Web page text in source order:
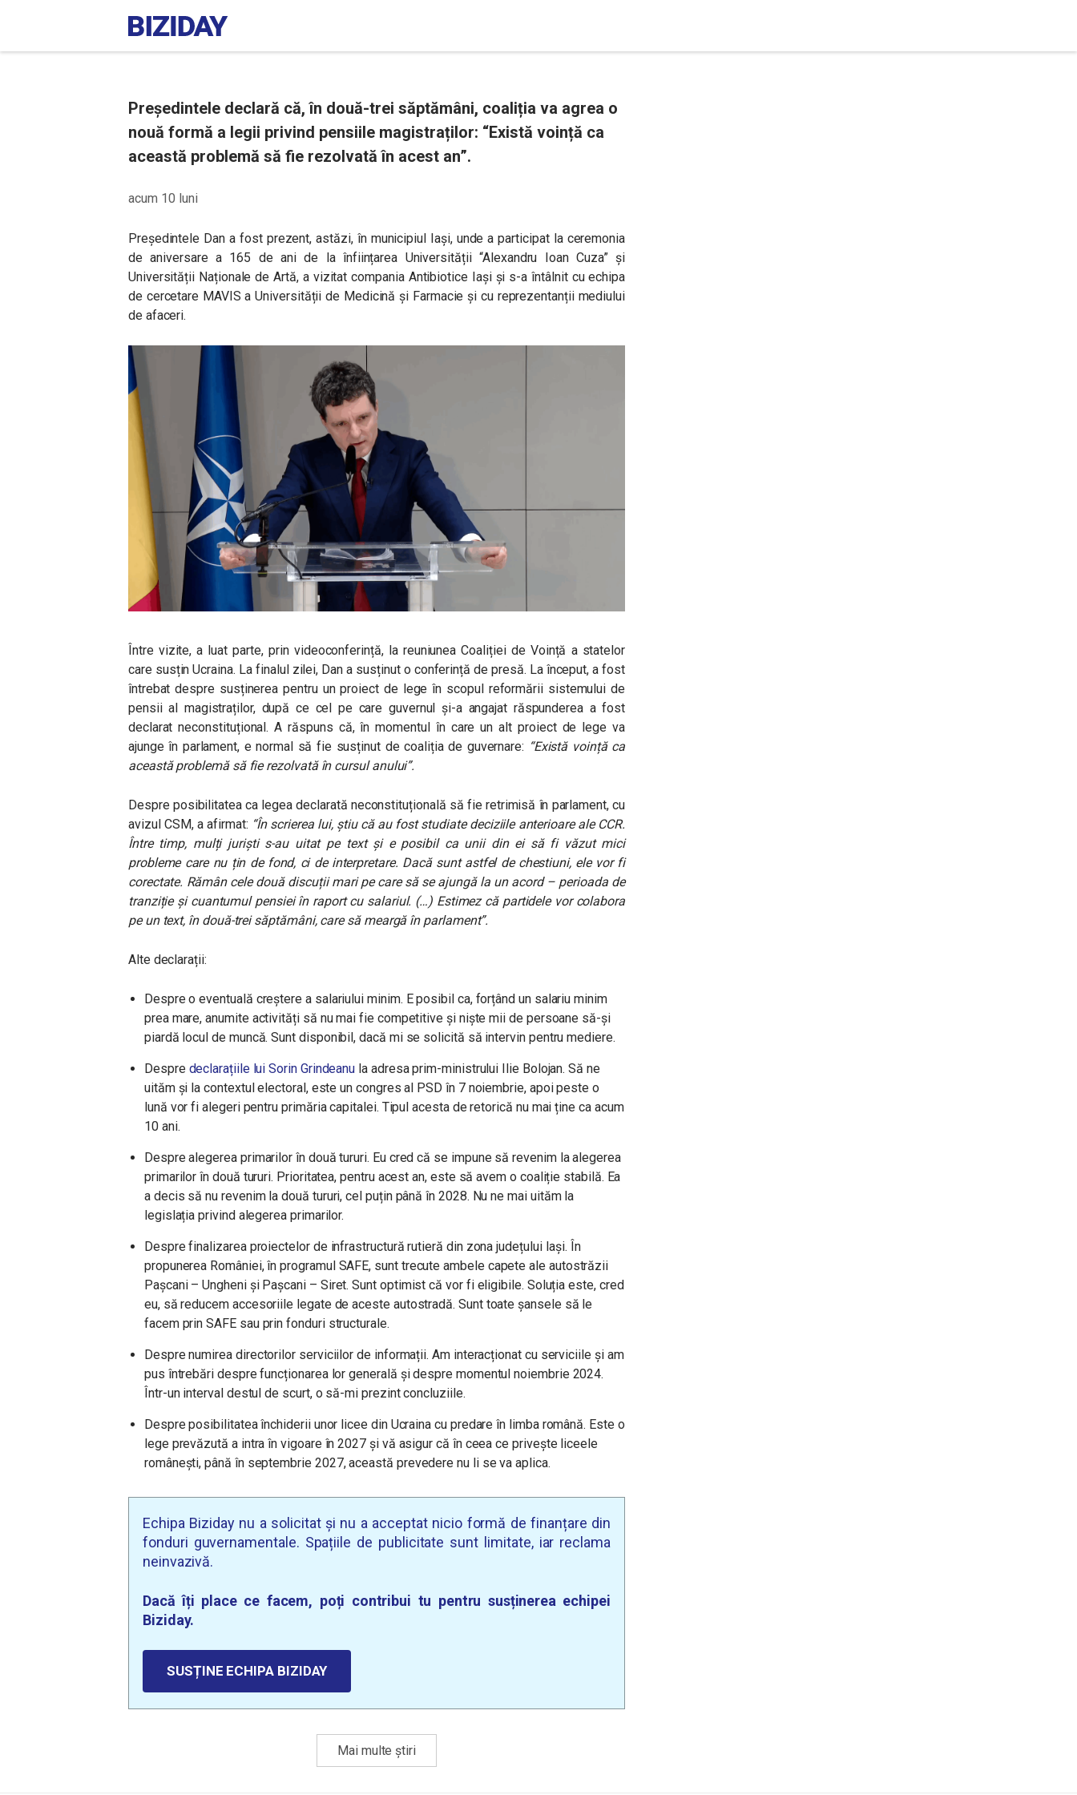
Președintele declară că, în două-trei săptămâni, coaliția va agrea o
nouă formă a legii privind pensiile magistraților: “Există voință ca
această problemă să fie rezolvată în acest an”.
acum 10 luni
Președintele Dan a fost prezent, astăzi, în municipiul Iași, unde a participat la ceremonia
de aniversare a 165 de ani de la înființarea Universității “Alexandru Ioan Cuza” și
Universității Naționale de Artă, a vizitat compania Antibiotice Iași și s-a întâlnit cu echipa
de cercetare MAVIS a Universității de Medicină și Farmacie și cu reprezentanții mediului
de afaceri.
Între vizite, a luat parte, prin videoconferință, la reuniunea Coaliției de Voință a statelor
care susțin Ucraina. La finalul zilei, Dan a susținut o conferință de presă. La început, a fost
întrebat despre susținerea pentru un proiect de lege în scopul reformării sistemului de
pensii al magistraților, după ce cel pe care guvernul și-a angajat răspunderea a fost
declarat neconstituțional. A răspuns că, în momentul în care un alt proiect de lege va
ajunge în parlament, e normal să fie susținut de coaliția de guvernare: “Există voință ca
această problemă să fie rezolvată în cursul anului”.
Despre posibilitatea ca legea declarată neconstituțională să fie retrimisă în parlament, cu
avizul CSM, a afirmat: “În scrierea lui, știu că au fost studiate deciziile anterioare ale CCR.
Între timp, mulți juriști s-au uitat pe text și e posibil ca unii din ei să fi văzut mici
probleme care nu țin de fond, ci de interpretare. Dacă sunt astfel de chestiuni, ele vor fi
corectate. Rămân cele două discuții mari pe care să se ajungă la un acord – perioada de
tranziție și cuantumul pensiei în raport cu salariul. (…) Estimez că partidele vor colabora
pe un text, în două-trei săptămâni, care să meargă în parlament”.
Alte declarații:
Despre o eventuală creștere a salariului minim. E posibil ca, forțând un salariu minim
prea mare, anumite activități să nu mai fie competitive și niște mii de persoane să-și
piardă locul de muncă. Sunt disponibil, dacă mi se solicită să intervin pentru mediere.
Despre declarațiile lui Sorin Grindeanu la adresa prim-ministrului Ilie Bolojan. Să ne
uităm și la contextul electoral, este un congres al PSD în 7 noiembrie, apoi peste o
lună vor fi alegeri pentru primăria capitalei. Tipul acesta de retorică nu mai ține ca acum
10 ani.
Despre alegerea primarilor în două tururi. Eu cred că se impune să revenim la alegerea
primarilor în două tururi. Prioritatea, pentru acest an, este să avem o coaliție stabilă. Ea
a decis să nu revenim la două tururi, cel puțin până în 2028. Nu ne mai uităm la
legislația privind alegerea primarilor.
Despre finalizarea proiectelor de infrastructură rutieră din zona județului Iași. În
propunerea României, în programul SAFE, sunt trecute ambele capete ale autostrăzii
Pașcani – Ungheni și Pașcani – Siret. Sunt optimist că vor fi eligibile. Soluția este, cred
eu, să reducem accesoriile legate de aceste autostradă. Sunt toate șansele să le
facem prin SAFE sau prin fonduri structurale.
Despre numirea directorilor serviciilor de informații. Am interacționat cu serviciile și am
pus întrebări despre funcționarea lor generală și despre momentul noiembrie 2024.
Într-un interval destul de scurt, o să-mi prezint concluziile.
Despre posibilitatea închiderii unor licee din Ucraina cu predare în limba română. Este o
lege prevăzută a intra în vigoare în 2027 și vă asigur că în ceea ce privește liceele
românești, până în septembrie 2027, această prevedere nu li se va aplica.
Echipa Biziday nu a solicitat și nu a acceptat nicio formă de finanțare din
fonduri guvernamentale. Spațiile de publicitate sunt limitate, iar reclama
neinvazivă.
Dacă îți place ce facem, poți contribui tu pentru susținerea echipei
Biziday.
SUSȚINE ECHIPA BIZIDAY
Mai multe știri